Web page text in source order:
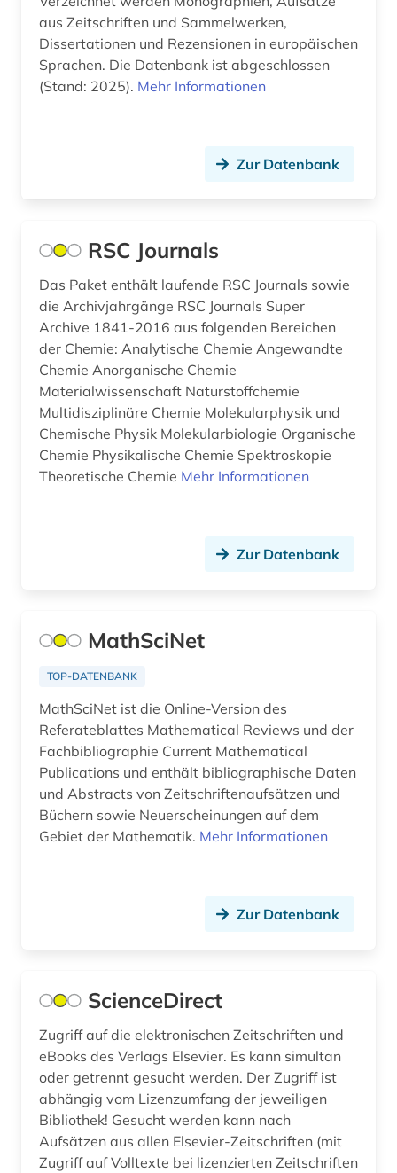
displaced person (1)
dissertation (9)
dokumentenserver (1)
druckschriften (1)
dunhuang-handschriften (1)
einstein (1)
elektronik (1)
elektronische bibliothek (1)
elektronische medien (1)
england (1)
englisch (4)
englisches sprachgebiet (4)
enzyklopädie (2)
erwerbung (1)
erziehung (1)
europa (3)
evolutionsbiologie (1)
exil (1)
fachdidaktik (6)
fachliteratur (1)
aus Zeitschriften und Sammelwerken,
Dissertationen und Rezensionen in europäischen
Sprachen. Die Datenbank ist abgeschlossen
(Stand: 2025). Mehr Informationen
Zur Datenbank
RSC Journals
Das Paket enthält laufende RSC Journals sowie
die Archivjahrgänge RSC Journals Super
Archive 1841-2016 aus folgenden Bereichen
der Chemie: Analytische Chemie Angewandte
Chemie Anorganische Chemie
Materialwissenschaft Naturstoffchemie
Multidisziplinäre Chemie Molekularphysik und
Chemische Physik Molekularbiologie Organische
Chemie Physikalische Chemie Spektroskopie
Theoretische Chemie Mehr Informationen
Zur Datenbank
MathSciNet
TOP-DATENBANK
MathSciNet ist die Online-Version des
Referateblattes Mathematical Reviews und der
Fachbibliographie Current Mathematical
Publications und enthält bibliographische Daten
und Abstracts von Zeitschriftenaufsätzen und
Büchern sowie Neuerscheinungen auf dem
Gebiet der Mathematik. Mehr Informationen
Zur Datenbank
ScienceDirect
Zugriff auf die elektronischen Zeitschriften und
eBooks des Verlags Elsevier. Es kann simultan
oder getrennt gesucht werden. Der Zugriff ist
abhängig vom Lizenzumfang der jeweiligen
Bibliothek! Gesucht werden kann nach
Aufsätzen aus allen Elsevier-Zeitschriften (mit
Zugriff auf Volltexte bei lizenzierten Zeitschriften